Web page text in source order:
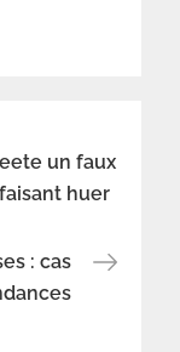
un faux
huer
: cas